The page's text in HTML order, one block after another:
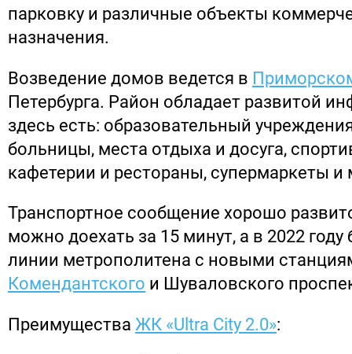
парковку и различные объекты
назначения.
Возведение домов ведется в
Петербурга. Район обладает развитой
здесь есть: образовательный
больницы, места отдыха и досуга,
кафетерии и рестораны, супермаркеты и
Транспортное сообщение хорошо
можно доехать за 15 минут, а в 2022
линии метрополитена с новыми
Комендантского и Шуваловского
Преимущества ЖК «Ultra City 2.0»: